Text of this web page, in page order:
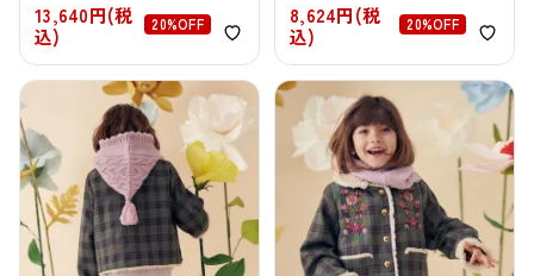
13,640円(税
込)
20%OFF
8,624円(税
込)
20%OFF